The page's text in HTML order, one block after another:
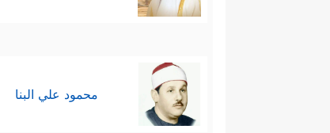
محمود علي البنا